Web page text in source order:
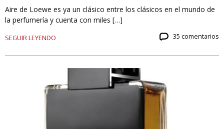
Aire de Loewe es ya un clásico entre los clásicos en el mundo de
la perfumería y cuenta con miles […]
SEGUIR LEYENDO 35 comentarios